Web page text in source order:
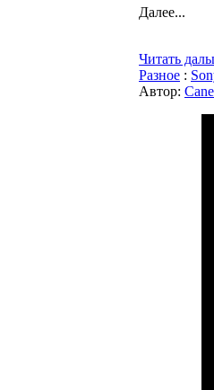
Далее...
Читать
Разное :
Автор: